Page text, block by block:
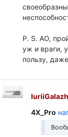
P. S. АО,
уж и враги,
пользу,
4X_Pro